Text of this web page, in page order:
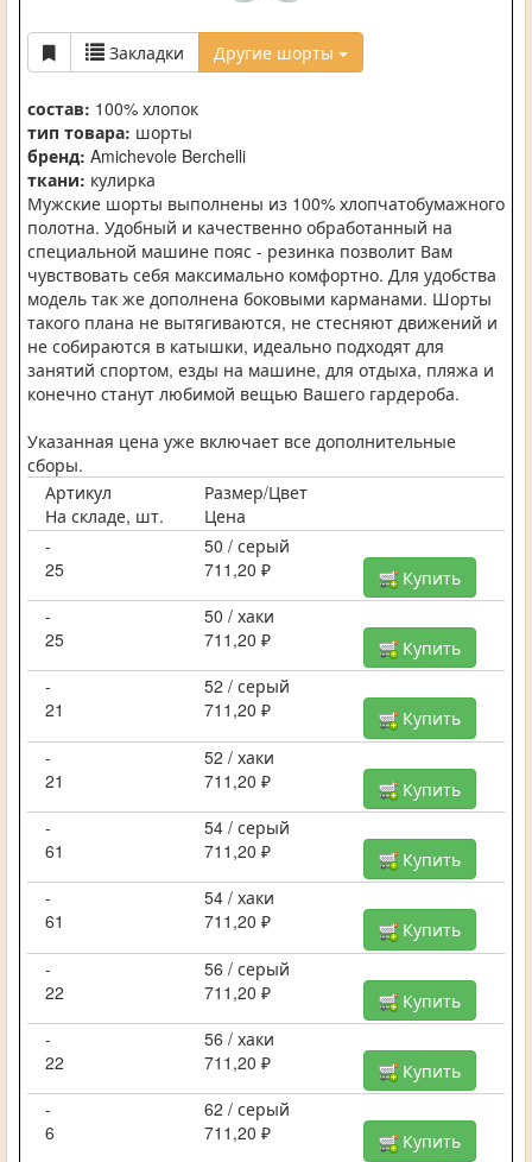
Закладки Другие шорты
состав: 100% хлопок
тип товара: шорты
бренд: Amichevole Berchelli
ткани: кулирка
Мужские шорты выполнены из 100% хлопчатобумажного
полотна. Удобный и качественно обработанный на
специальной машине пояс - резинка позволит Вам
чувствовать себя максимально комфортно. Для удобства
модель так же дополнена боковыми карманами. Шорты
такого плана не вытягиваются, не стесняют движений и
не собираются в катышки, идеально подходят для
занятий спортом, езды на машине, для отдыха, пляжа и
конечно станут любимой вещью Вашего гардероба.
Указанная цена уже включает все дополнительные
сборы.
Артикул
Размер/Цвет
На складе, шт.
Цена
-
50 / серый
25
711,20 ₽
Купить
-
50 / хаки
25
711,20 ₽
Купить
-
52 / серый
21
711,20 ₽
Купить
-
52 / хаки
21
711,20 ₽
Купить
-
54 / серый
61
711,20 ₽
Купить
-
54 / хаки
61
711,20 ₽
Купить
-
56 / серый
22
711,20 ₽
Купить
-
56 / хаки
22
711,20 ₽
Купить
-
62 / серый
6
711,20 ₽
Купить